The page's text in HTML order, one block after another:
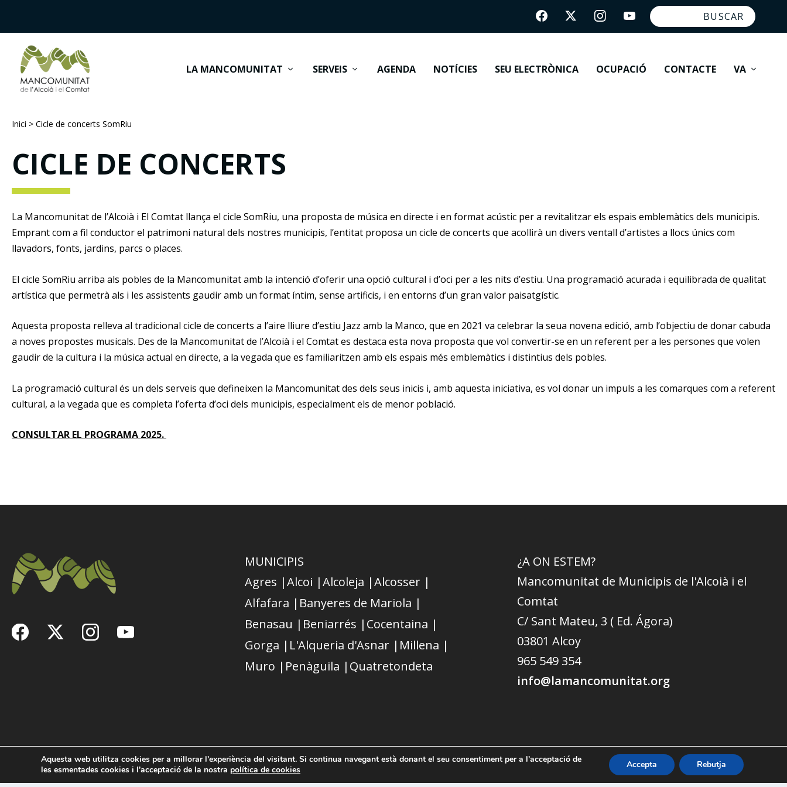
LA MANCOMUNITAT SERVEIS AGENDA NOTÍCIES SEU ELECTRÒNICA OCUPACIÓ CONTACTE VA
Inici > Cicle de concerts SomRiu
CICLE DE CONCERTS
La Mancomunitat de l’Alcoià i El Comtat llança el cicle SomRiu, una proposta de música en directe i en format acústic per a revitalitzar els espais emblemàtics dels municipis.
Emprant com a fil conductor el patrimoni natural dels nostres municipis, l’entitat proposa un cicle de concerts que acollirà un divers ventall d’artistes a llocs únics com
llavadors, fonts, jardins, parcs o places.
El cicle SomRiu arriba als pobles de la Mancomunitat amb la intenció d’oferir una opció cultural i d’oci per a les nits d’estiu. Una programació acurada i equilibrada de qualitat
artística que permetrà als i les assistents gaudir amb un format íntim, sense artificis, i en entorns d’un gran valor paisatgístic.
Aquesta proposta relleva al tradicional cicle de concerts a l’aire lliure d’estiu Jazz amb la Manco, que en 2021 va celebrar la seua novena edició, amb l’objectiu de donar cabuda
a noves propostes musicals. Des de la Mancomunitat de l’Alcoià i el Comtat es destaca esta nova proposta que vol convertir-se en un referent per a les persones que volen
gaudir de la cultura i la música actual en directe, a la vegada que es familiaritzen amb els espais més emblemàtics i distintius dels pobles.
La programació cultural és un dels serveis que defineixen la Mancomunitat des dels seus inicis i, amb aquesta iniciativa, es vol donar un impuls a les comarques com a referent
cultural, a la vegada que es completa l’oferta d’oci dels municipis, especialment els de menor població.
CONSULTAR EL PROGRAMA 2025.
MUNICIPIS
Agres |Alcoi |Alcoleja |Alcosser |
Alfafara | Banyeres de Mariola |
Benasau | Beniarrés | Cocentaina |
Gorga | L'Alqueria d'Asnar | Millena |
Muro | Penàguila | Quatretondeta
¿A ON ESTEM?
Mancomunitat de Municipis de l'Alcoià i el
Comtat
C/ Sant Mateu, 3 ( Ed. Ágora)
03801 Alcoy
965 549 354
info@lamancomunitat.org
© 2026 Mancomunitat de l’Alcoià i el Comtat Política de privacitat Política de cookies App Mancomunitat Ocupació
Aquesta web utilitza cookies per a millorar l'experiència del visitant. Si continua navegant està donant el seu consentiment per a l'acceptació de
les esmentades cookies i l'acceptació de la nostra política de cookies Accepta Rebutja